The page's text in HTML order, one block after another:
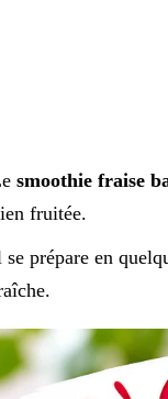
smoothie fraise
fruitée.
se prépare en